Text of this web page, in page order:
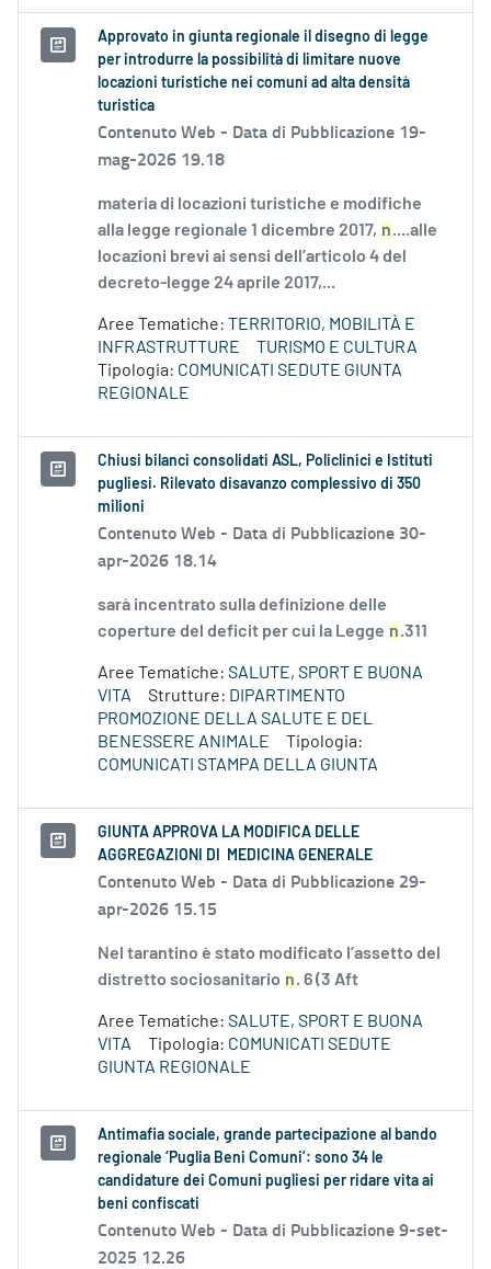
Approvato in giunta regionale il disegno di legge
per introdurre la possibilità di limitare nuove
locazioni turistiche nei comuni ad alta densità
turistica
Contenuto Web - Data di Pubblicazione 19-
mag-2026 19.18
materia di locazioni turistiche e modifiche
alla legge regionale 1 dicembre 2017, n....alle
locazioni brevi ai sensi dell’articolo 4 del
decreto-legge 24 aprile 2017,...
Aree Tematiche: TERRITORIO, MOBILITÀ E
INFRASTRUTTURE
TURISMO E CULTURA
Tipologia: COMUNICATI SEDUTE GIUNTA
REGIONALE
Chiusi bilanci consolidati ASL, Policlinici e Istituti
pugliesi. Rilevato disavanzo complessivo di 350
milioni
Contenuto Web - Data di Pubblicazione 30-
apr-2026 18.14
sarà incentrato sulla definizione delle
coperture del deficit per cui la Legge n.311
Aree Tematiche: SALUTE, SPORT E BUONA
VITA
Strutture: DIPARTIMENTO
PROMOZIONE DELLA SALUTE E DEL
BENESSERE ANIMALE
Tipologia:
COMUNICATI STAMPA DELLA GIUNTA
GIUNTA APPROVA LA MODIFICA DELLE
AGGREGAZIONI DI MEDICINA GENERALE
Contenuto Web - Data di Pubblicazione 29-
apr-2026 15.15
Nel tarantino è stato modificato l’assetto del
distretto sociosanitario n. 6 (3 Aft
Aree Tematiche: SALUTE, SPORT E BUONA
VITA
Tipologia: COMUNICATI SEDUTE
GIUNTA REGIONALE
Antimafia sociale, grande partecipazione al bando
regionale ‘Puglia Beni Comuni’: sono 34 le
candidature dei Comuni pugliesi per ridare vita ai
beni confiscati
Contenuto Web - Data di Pubblicazione 9-set-
2025 12.26